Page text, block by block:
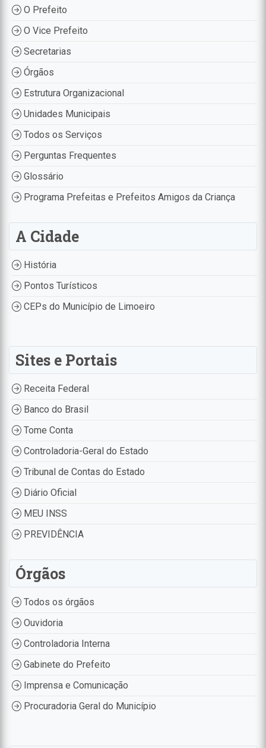
O Prefeito
O Vice Prefeito
Secretarias
Órgãos
Estrutura Organizacional
Unidades Municipais
Todos os Serviços
Perguntas Frequentes
Glossário
Programa Prefeitas e Prefeitos Amigos da Criança
A Cidade
História
Pontos Turísticos
CEPs do Município de Limoeiro
Sites e Portais
Receita Federal
Banco do Brasil
Tome Conta
Controladoria-Geral do Estado
Tribunal de Contas do Estado
Diário Oficial
MEU INSS
PREVIDÊNCIA
Órgãos
Todos os órgãos
Ouvidoria
Controladoria Interna
Gabinete do Prefeito
Imprensa e Comunicação
Procuradoria Geral do Município